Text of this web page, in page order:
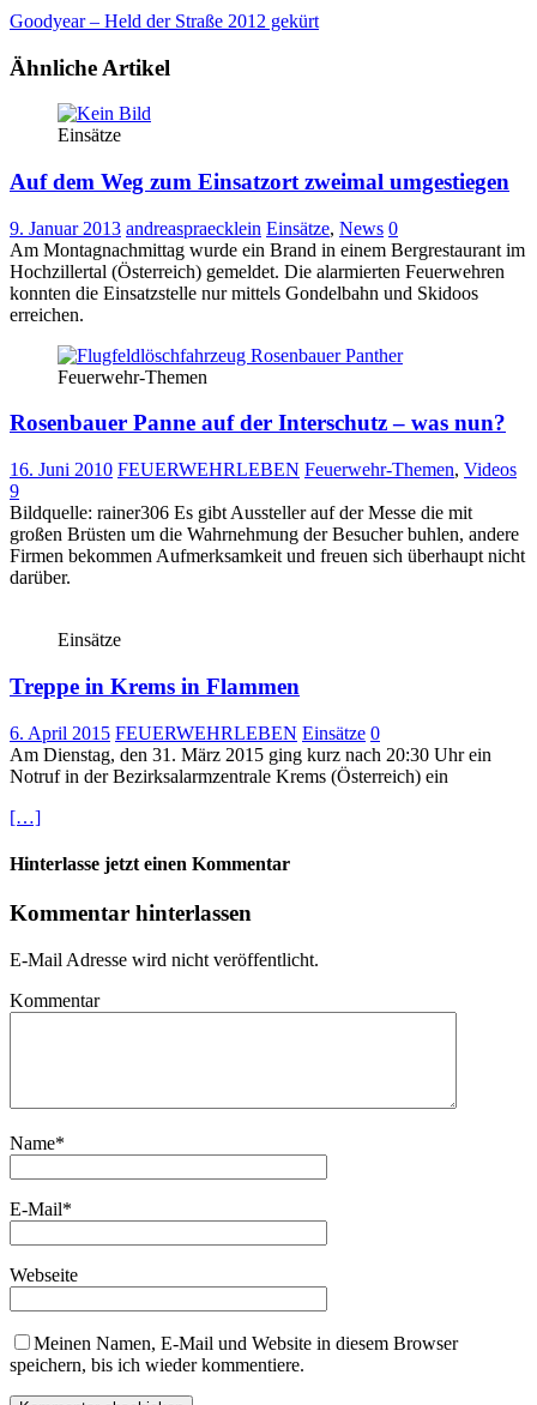
Goodyear – Held der Straße 2012 gekürt
Ähnliche Artikel
Einsätze
Auf dem Weg zum Einsatzort zweimal umgestiegen
9. Januar 2013 andreaspraecklein Einsätze, News 0
Am Montagnachmittag wurde ein Brand in einem Bergrestaurant im
Hochzillertal (Österreich) gemeldet. Die alarmierten Feuerwehren
konnten die Einsatzstelle nur mittels Gondelbahn und Skidoos
erreichen.
Feuerwehr-Themen
Rosenbauer Panne auf der Interschutz – was nun?
16. Juni 2010 FEUERWEHRLEBEN Feuerwehr-Themen, Videos
9
Bildquelle: rainer306 Es gibt Aussteller auf der Messe die mit
großen Brüsten um die Wahrnehmung der Besucher buhlen, andere
Firmen bekommen Aufmerksamkeit und freuen sich überhaupt nicht
darüber.
Einsätze
Treppe in Krems in Flammen
6. April 2015 FEUERWEHRLEBEN Einsätze 0
Am Dienstag, den 31. März 2015 ging kurz nach 20:30 Uhr ein
Notruf in der Bezirksalarmzentrale Krems (Österreich) ein
[…]
Hinterlasse jetzt einen Kommentar
Kommentar hinterlassen
E-Mail Adresse wird nicht veröffentlicht.
Kommentar
Name*
E-Mail*
Webseite
Meinen Namen, E-Mail und Website in diesem Browser
speichern, bis ich wieder kommentiere.